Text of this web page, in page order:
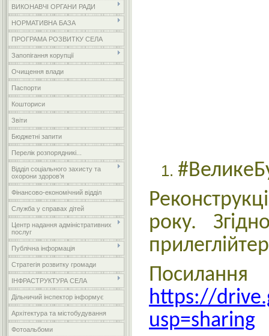
ВИКОНАВЧІ ОРГАНИ РАДИ
НОРМАТИВНА БАЗА
ПРОГРАМА РОЗВИТКУ СЕЛА
Запопігання корупції
Очищення влади
Паспорти
Кошториси
Звіти
Бюджетні запити
Перелік розпорядникі...
Відділ соціального захисту та
охорони здоров’я
Фінансово-економічний відділ
Служба у справах дітей
Центр надання адміністративних
послуг
Публічна інформація
Стратегія розвитку громади
ІНФРАСТРУКТУРА СЕЛА
Дільничий інспектор інформує
Архітектура та містобудування
Фотоальбоми
року.
https://
usp=sharing